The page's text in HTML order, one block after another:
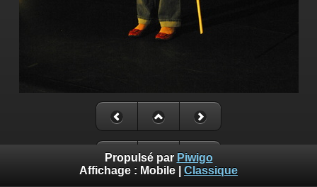
Propulsé par Piwigo
Affichage : Mobile Classique